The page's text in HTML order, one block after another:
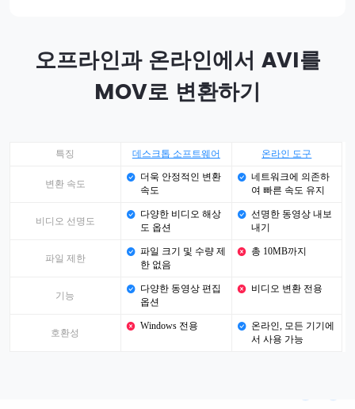
오프라인과 온라인에서 AVI를
MOV로 변환하기
특징 데스크톱 소프트웨어 온라인 도구
변환 속도
더욱 안정적인 변환
속도
네트워크에 의존하
여 빠른 속도 유지
비디오 선명도
다양한 비디오 해상
도 옵션
선명한 동영상 내보
내기
파일 제한
파일 크기 및 수량 제
한 없음
총 10MB까지
기능
다양한 동영상 편집
옵션
비디오 변환 전용
호환성
Windows 전용
온라인, 모든 기기에
서 사용 가능